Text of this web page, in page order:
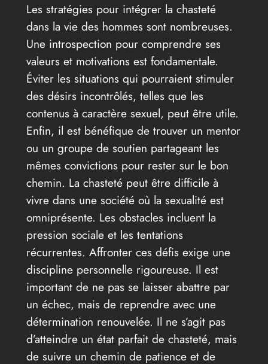
Les stratégies pour intégrer la chasteté
dans la vie des hommes sont nombreuses.
Une introspection pour comprendre ses
valeurs et motivations est fondamentale.
Éviter les situations qui pourraient stimuler
des désirs incontrôlés, telles que les
contenus à caractère sexuel, peut être utile.
Enfin, il est bénéfique de trouver un mentor
ou un groupe de soutien partageant les
mêmes convictions pour rester sur le bon
chemin. La chasteté peut être difficile à
vivre dans une société où la sexualité est
omniprésente. Les obstacles incluent la
pression sociale et les tentations
récurrentes. Affronter ces défis exige une
discipline personnelle rigoureuse. Il est
important de ne pas se laisser abattre par
un échec, mais de reprendre avec une
détermination renouvelée. Il ne s’agit pas
d’atteindre un état parfait de chasteté, mais
de suivre un chemin de patience et de